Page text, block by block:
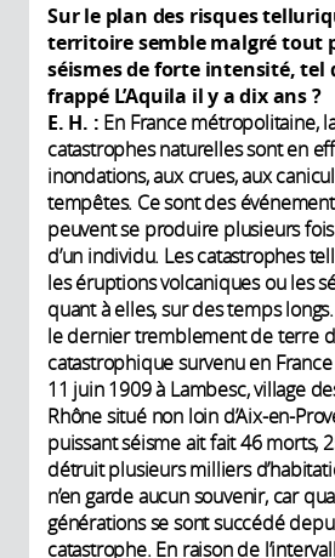
Sur le plan des risques
territoire semble malgré tout
séismes de forte intensité, tel
frappé L’Aquila il y a dix ans?
E. H. : En France métropolitaine,
catastrophes naturelles sont en
inondations, aux crues, aux
tempêtes. Ce sont des
peuvent se produire plusieurs
d’un individu. Les catastrophes
les éruptions volcaniques ou les
quant à elles, sur des temps
le dernier tremblement de terre
catastrophique survenu en
11 juin 1909 à Lambesc, village
Rhône situé non loin d’Aix-en-
puissant séisme ait fait 46 morts,
détruit plusieurs milliers
n’en garde aucun souvenir, car
générations se sont succédé
catastrophe. En raison de